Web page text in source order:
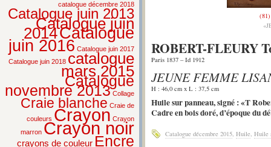
catalogue décembre 2018
Catalogue juin 2013
Catalogue juin
2014Catalogue
juin 2016 Catalogue juin 2017
Catalogue juin 2018 catalogue
mars 2015
Catalogue
novembre 2013 Collage
Craie blanche Craie de
couleurs Crayon Crayon
marron Crayon noir
crayons de couleur Encre
(81)
ROBERT-FLEURY
Paris 1837 – Id 1912
JEUNE FEMME
H : 46,0 cm x L : 37,5 cm
Huile sur panneau, signé : «T
Cadre en bois doré, d’époque du
Catalogue décembre 2015 Huile Huile